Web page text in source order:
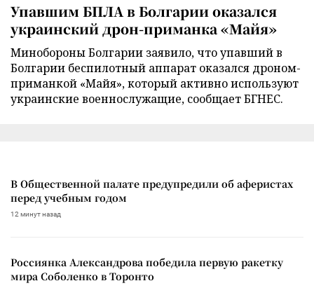
Упавшим БПЛА в Болгарии оказался
украинский дрон-приманка «Майя»
Минобороны Болгарии заявило, что упавший в
Болгарии беспилотный аппарат оказался дроном-
приманкой «Майя», который активно используют
украинские военнослужащие, сообщает БГНЕС.
В Общественной палате предупредили об аферистах
перед учебным годом
12 минут назад
Россиянка Александрова победила первую ракетку
мира Соболенко в Торонто